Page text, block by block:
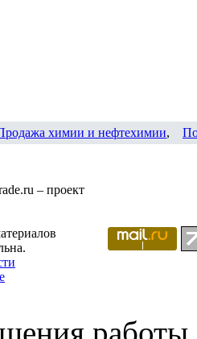
химии и нефтехимии,
– проект